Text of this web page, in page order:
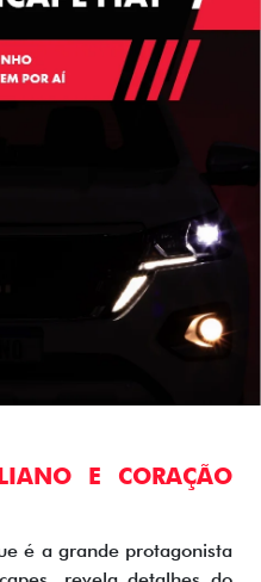
E CORAÇÃO
é a grande protagonista